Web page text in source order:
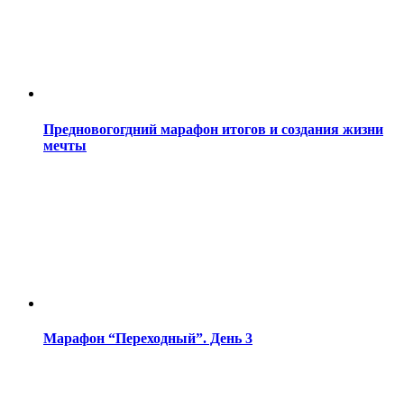
Предновогогдний марафон итогов и создания жизни
мечты
Марафон “Переходный”. День 3